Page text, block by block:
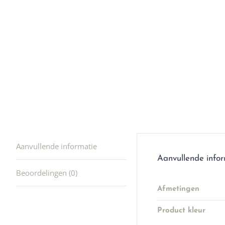
ook
Aanvullende informatie
Beoordelingen (0)
Aanvullende
Afmetingen
Product kleur